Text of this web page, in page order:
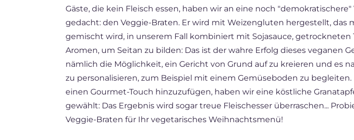
FR
NL
Gäste, die kein Fleisch essen, haben wir an eine noch "demokratischere"
gedacht: den Veggie-Braten. Er wird mit Weizengluten hergestellt, das
gemischt wird, in unserem Fall kombiniert mit Sojasauce, getrockneten
Aromen, um Seitan zu bilden: Das ist der wahre Erfolg dieses veganen
nämlich die Möglichkeit, ein Gericht von Grund auf zu kreieren und es
zu personalisieren, zum Beispiel mit einem Gemüseboden zu
einen Gourmet-Touch hinzuzufügen, haben wir eine köstliche
gewählt: Das Ergebnis wird sogar treue Fleischesser überraschen...
Veggie-Braten für Ihr vegetarisches Weihnachtsmenü!